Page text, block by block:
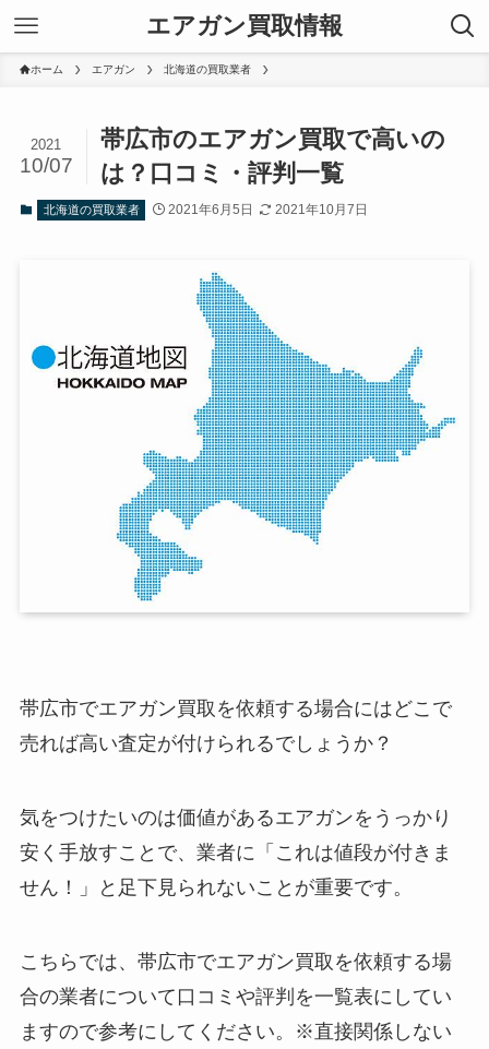
エアガン買取情報
ホーム エアガン 北海道の買取業者
帯広市のエアガン買取で高いの
は？口コミ・評判一覧
2021
10/07
北海道の買取業者 2021年6月5日 2021年10月7日
帯広市でエアガン買取を依頼する場合にはどこで
売れば高い査定が付けられるでしょうか？
気をつけたいのは価値があるエアガンをうっかり
安く手放すことで、業者に「これは値段が付きま
せん！」と足下見られないことが重要です。
こちらでは、帯広市でエアガン買取を依頼する場
合の業者について口コミや評判を一覧表にしてい
ますので参考にしてください。※直接関係しない